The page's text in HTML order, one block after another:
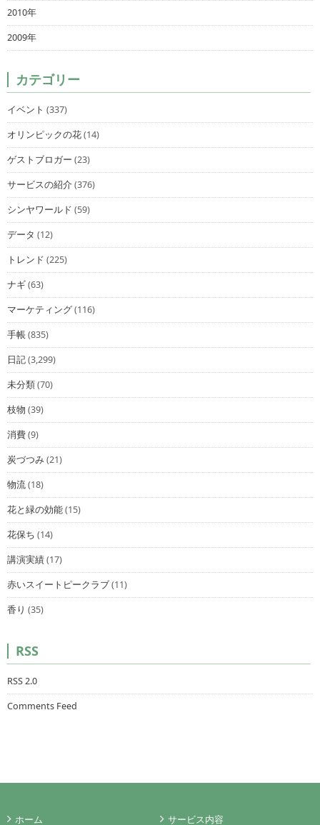
2010年
2009年
カテゴリー
イベント (337)
オリンピックの花(14)
ゲストブロガー (23)
サービスの紹介(376)
シンヤワールド (59)
データ (12)
トレンド (225)
ナギ(63)
マーケティング(116)
手帳(835)
日記(3,299)
未分類(70)
枝物 (39)
消費(9)
炭づつみ(21)
物流(18)
花と緑の効能(15)
花保ち (14)
講演実績(17)
赤いスイートピークラブ(11)
香り (35)
RSS
RSS 2.0
Comments Feed
ホーム サービス内容